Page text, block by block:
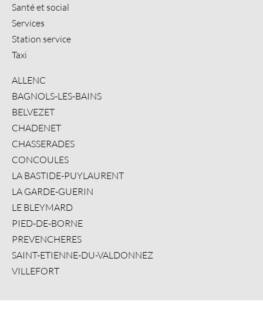
Santé et social
Services
Station service
Taxi
ALLENC
BAGNOLS-LES-BAINS
BELVEZET
CHADENET
CHASSERADES
CONCOULES
LA BASTIDE-PUYLAURENT
LA GARDE-GUERIN
LE BLEYMARD
PIED-DE-BORNE
PREVENCHERES
SAINT-ETIENNE-DU-VALDONNEZ
VILLEFORT